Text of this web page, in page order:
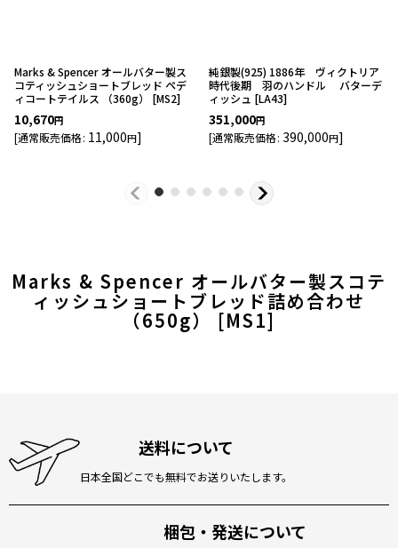
Marks & Spencer オールバター製スコテ
ィッシュショートブレッド詰め合わせ
（650g） [MS1]
Marks & Spencer オールバター製ス
コティッシュショートブレッド ペデ
ィコートテイルス （360g）
[MS2]
10,670円
[通常販売価格: 11,000円]
純銀製(925) 1886年 ヴィクトリア
時代後期 羽のハンドル バターデ
ィッシュ [LA43]
351,000円
[通常販売価格: 390,000円]
送料について
日本全国どこでも無料でお送りいたします。
梱包・発送について